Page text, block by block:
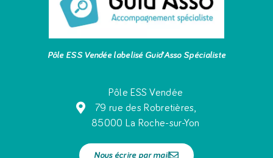
Pôle ESS Vendée labelisé Guid’Asso Spécialiste
Pôle ESS Vendée
79 rue des Robretières,
85000 La Roche-sur-Yon
Nous écrire par mail